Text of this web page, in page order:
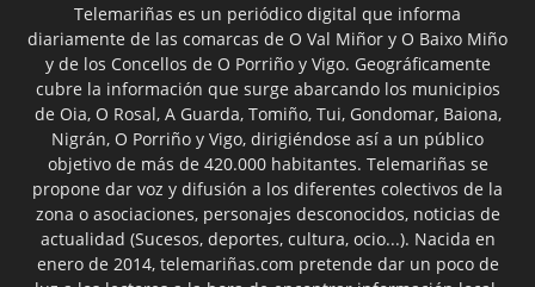
Telemariñas es un periódico digital que informa
diariamente de las comarcas de O Val Miñor y O Baixo Miño
y de los Concellos de O Porriño y Vigo. Geográficamente
cubre la información que surge abarcando los municipios
de Oia, O Rosal, A Guarda, Tomiño, Tui, Gondomar, Baiona,
Nigrán, O Porriño y Vigo, dirigiéndose así a un público
objetivo de más de 420.000 habitantes. Telemariñas se
propone dar voz y difusión a los diferentes colectivos de la
zona o asociaciones, personajes desconocidos, noticias de
actualidad (Sucesos, deportes, cultura, ocio...). Nacida en
enero de 2014, telemariñas.com pretende dar un poco de